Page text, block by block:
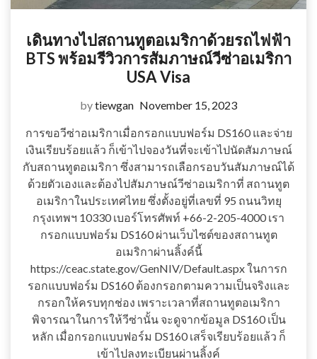
เดินทางไปสถานทูตอเมริกาด้วยรถไฟฟ้า
BTS พร้อมรีวิวการสัมภาษณ์วีซ่าอเมริกา
USA Visa
bytiewgan November 15, 2023
การขอวีซ่าอเมริกาเมื่อกรอกแบบฟอร์ม DS160 และจ่าย
เงินเรียบร้อยแล้ว ก็เข้าไปจองวันที่จะเข้าไปนัดสัมภาษณ์
กับสถานทูตอเมริกา ซึ่งสามารถเลือกรอบวันสัมภาษณ์ได้
ด้วยตัวเองและต้องไปสัมภาษณ์วีซ่าอเมริกาที่ สถานทูต
อเมริกาในประเทศไทย ซึ่งตั้งอยู่ที่เลขที่ 95 ถนนวิทยุ
กรุงเทพฯ 10330 เบอร์โทรศัพท์ +66-2-205-4000 เรา
กรอกแบบฟอร์ม DS160 ผ่านเว็บไซต์ของสถานทูต
อเมริกาผ่านลิ้งค์นี้
https://ceac.state.gov/GenNIV/Default.aspx ในการก
รอกแบบฟอร์ม DS160 ต้องกรอกตามความเป็นจริงและ
กรอกให้ครบทุกช่อง เพราะเวลาที่สถานทูตอเมริกา
พิจารณาในการให้วีซ่านั้น จะดูจากข้อมูล DS160 เป็น
หลัก เมื่อกรอกแบบฟอร์ม DS160 เสร็จเรียบร้อยแล้ว ก็
เข้าไปลงทะเบียนผ่านลิ้งค์